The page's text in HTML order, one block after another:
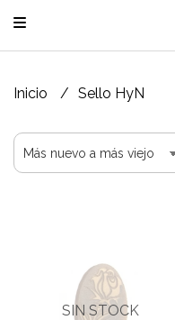
Inicio Sello HyN
SIN STOCK